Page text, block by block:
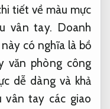
tiết về màu mực
vân tay. Doanh
có nghĩa là bồ
văn phòng công
dễ dàng và khả
vân tay các giao